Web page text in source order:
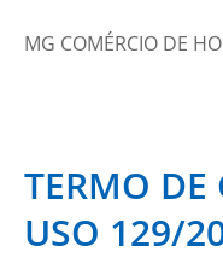
MG COMÉRCIO DE
TERMO DE
USO 129/